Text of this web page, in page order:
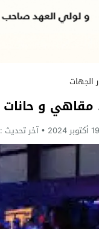
الجهات
و حانات
19 أكتوبر 2024 آخر تحديث :